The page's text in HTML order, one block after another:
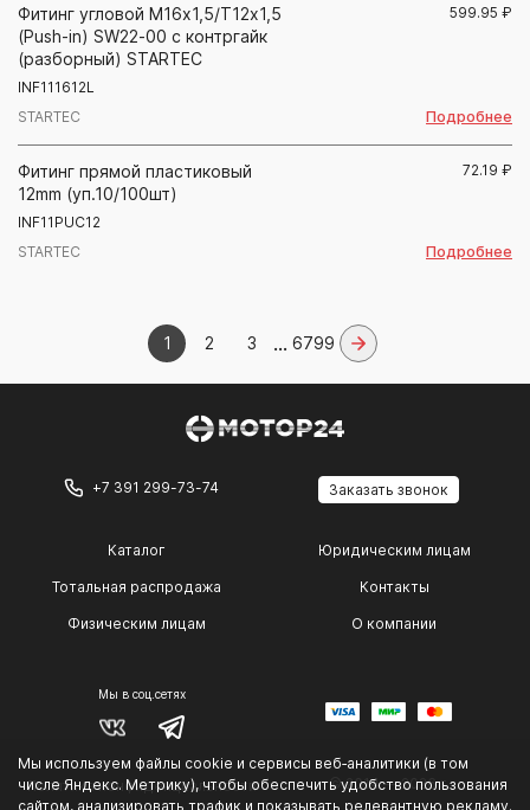
Фитинг угловой М16х1,5/Т12х1,5
(Push-in) SW22-00 с контргайк
(разборный) STARTEC
INF111612L
STARTEC
599.95 ₽
Подробнее
Фитинг прямой пластиковый
12mm (уп.10/100шт)
INF11PUC12
STARTEC
72.19 ₽
Подробнее
1 2 3 ... 6799
Мы используем файлы cookie и сервисы веб‑аналитики (в том
числе Яндекс. Метрику), чтобы обеспечить удобство пользования
сайтом, анализировать трафик и показывать релевантную рекламу.
+7 391 299-73-74 Заказать звонок
Каталог
Тотальная распродажа
Физическим лицам
Юридическим лицам
Контакты
О компании
Мы в соц.сетях
Политика конфиденциальности © 2014 — 2026 г.
.